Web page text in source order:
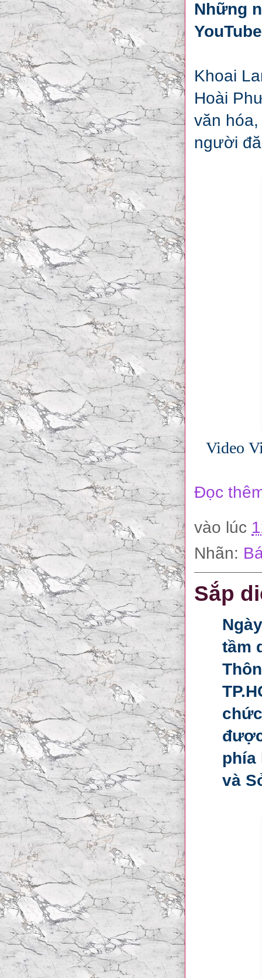
Những
YouTube
Khoai
Hoài
văn
người
Video
Đọc
vào lúc
Nhãn:
Sắp
tầm
phía
và